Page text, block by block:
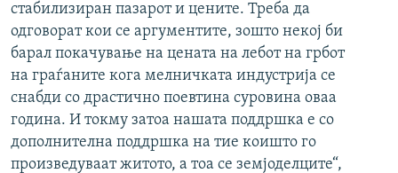
стабилизиран пазарот и цените. Треба да
одговорат кои се аргументите, зошто некој би
барал покачување на цената на лебот на грбот
на граѓаните кога мелничката индустрија се
снабди со драстично поевтина суровина оваа
година. И токму затоа нашата поддршка е со
дополнителна поддршка на тие коишто го
произведуваат житото, а тоа се земјоделците“,